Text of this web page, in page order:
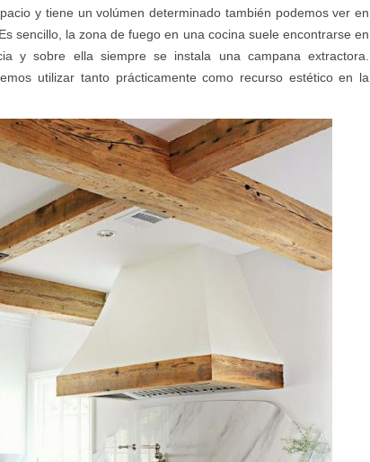
y tiene un volúmen determinado también podemos ver en
sencillo, la zona de fuego en una cocina suele encontrarse en
y sobre ella siempre se instala una campana extractora.
utilizar tanto prácticamente como recurso estético en la